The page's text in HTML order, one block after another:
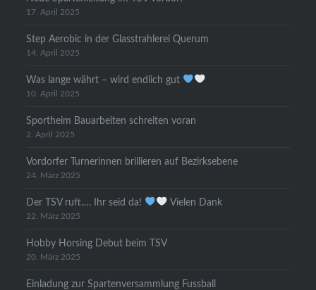
17. April 2025
Step Aerobic in der Glasstrahlerei Querum
14. April 2025
Was lange währt – wird endlich gut
10. April 2025
Sportheim Bauarbeiten schreiten voran
2. April 2025
Vordorfer Turnerinnen brillieren auf Bezirksebene
24. März 2025
Der TSV ruft…. Ihr seid da! Vielen Dank
22. März 2025
Hobby Horsing Debut beim TSV
20. März 2025
Einladung zur Spartenversammlung Fussball